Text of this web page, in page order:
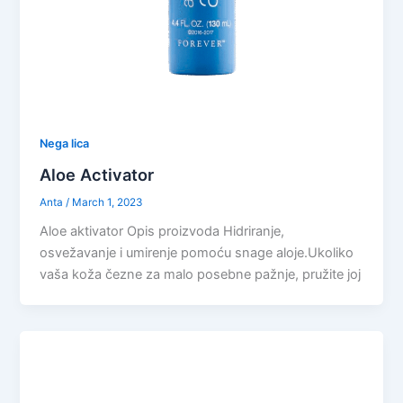
Nega lica
Aloe Activator
Anta / March 1, 2023
Aloe aktivator Opis proizvoda Hidriranje,
osvežavanje i umirenje pomoću snage aloje.Ukoliko
vaša koža čezne za malo posebne pažnje, pružite joj